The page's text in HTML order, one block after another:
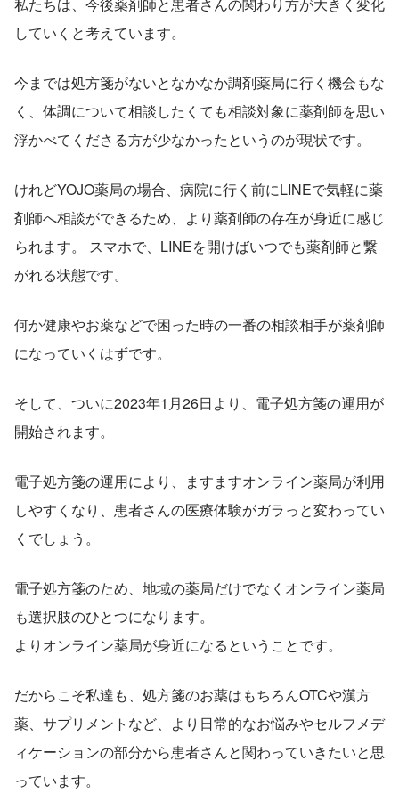
していくと考えています。
今までは処方箋がないとなかなか調剤薬局に行く機会もな
く、体調について相談したくても相談対象に薬剤師を思い
浮かべてくださる方が少なかったというのが現状です。
けれどYOJO薬局の場合、病院に行く前にLINEで気軽に薬
剤師へ相談ができるため、より薬剤師の存在が身近に感じ
られます。 スマホで、LINEを開けばいつでも薬剤師と繋
がれる状態です。
何か健康やお薬などで困った時の一番の相談相手が薬剤師
になっていくはずです。
そして、ついに2023年1月26日より、電子処方箋の運用が
開始されます。
電子処方箋の運用により、ますますオンライン薬局が利用
しやすくなり、患者さんの医療体験がガラっと変わってい
くでしょう。
電子処方箋のため、地域の薬局だけでなくオンライン薬局
も選択肢のひとつになります。
よりオンライン薬局が身近になるということです。
だからこそ私達も、処方箋のお薬はもちろんOTCや漢方
薬、サプリメントなど、より日常的なお悩みやセルフメデ
ィケーションの部分から患者さんと関わっていきたいと思
っています。